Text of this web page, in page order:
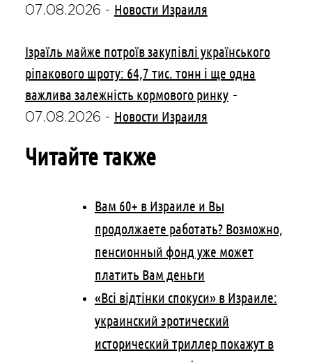
07.08.2026 - Новости Израиля
Ізраїль майже потроїв закупівлі українського
ріпакового шроту: 64,7 тис. тонн і ще одна
важлива залежність кормового ринку-
07.08.2026 - Новости Израиля
Читайте также
Вам 60+ в Израиле и Вы
продолжаете работать? Возможно,
пенсионный фонд уже может
платить Вам деньги
«Всі відтінки спокуси» в Израиле:
украинский эротический
исторический триллер покажут в